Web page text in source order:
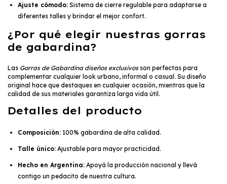
Ajuste cómodo: Sistema de cierre regulable para adaptarse a
diferentes talles y brindar el mejor confort.
¿Por qué elegir nuestras gorras
de gabardina?
Las Gorras de Gabardina diseños exclusivosson perfectas para
complementar cualquier look urbano, informal o casual. Su diseño
original hace que destaques en cualquier ocasión, mientras que la
calidad de sus materiales garantiza larga vida útil.
Detalles del producto
Composición: 100% gabardina de alta calidad.
Talle único: Ajustable para mayor practicidad.
Hecho en Argentina: Apoyá la producción nacional y llevá
contigo un pedacito de nuestra cultura.